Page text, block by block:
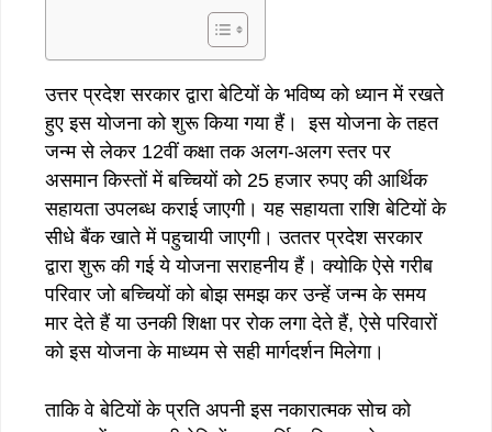
उत्तर प्रदेश सरकार द्वारा बेटियों के भविष्य को ध्यान में रखते
हुए इस योजना को शुरू किया गया हैं। इस योजना के तहत
जन्म से लेकर 12वीं कक्षा तक अलग-अलग स्तर पर
असमान किस्तों में बच्चियों को 25 हजार रुपए की आर्थिक
सहायता उपलब्ध कराई जाएगी। यह सहायता राशि बेटियों के
सीधे बैंक खाते में पहुचायी जाएगी। उततर प्रदेश सरकार
द्वारा शुरू की गई ये योजना सराहनीय हैं। क्योकि ऐसे गरीब
परिवार जो बच्चियों को बोझ समझ कर उन्हें जन्म के समय
मार देते हैं या उनकी शिक्षा पर रोक लगा देते हैं, ऐसे परिवारों
को इस योजना के माध्यम से सही मार्गदर्शन मिलेगा।
ताकि वे बेटियों के प्रति अपनी इस नकारात्मक सोच को